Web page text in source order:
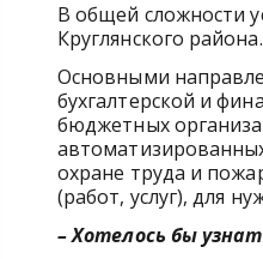
В общей сложности
Круглянского района.
Основными
бухгалтерской и
бюджетных
охране труда и
(работ, услуг), для
– Хотелось бы